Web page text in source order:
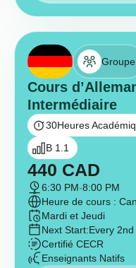
Groupe
Cours
Intermédiaire
30Heures
B 1.1
440 CAD
6:30 PM-8:00 PM
Heure de cours :
Mardi et Jeudi
Next Start:Every
Certifié CECR
Enseignants Natifs